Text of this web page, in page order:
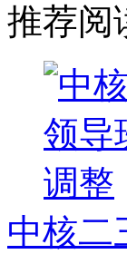
推荐阅
中核二